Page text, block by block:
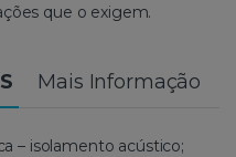
que o exigem.
Mais Informação
– isolamento acústico;